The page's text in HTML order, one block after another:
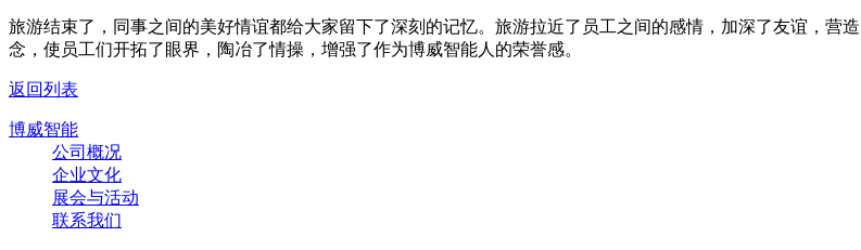
旅游结束了，同事之间的美好情谊都给大家留下了深刻的记忆。旅游拉近了员工之间的感情，加深了友谊，营
念，使员工们开拓了眼界，陶冶了情操，增强了作为博威智能人的荣誉感。
返回列表
博威智能
公司概况
企业文化
展会与活动
联系我们